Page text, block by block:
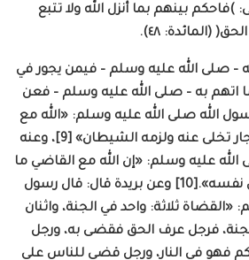
)فاحكم بينهم بما أنزل الله ولا تتبع
(المائدة: ٤٨).
– صلى الله عليه وسلم – فيمن يجور في
اتهم به – صلى الله عليه وسلم – فعن
الله صلى الله عليه وسلم: «الله مع
القاضي ما لم يجر، فإذا جار تخلى عنه ولزمه الشيطان» [9]، وعنه
عليه وسلم: «إن الله مع القاضي ما
لم يجر، فإذا جار وكله إلى نفسه».[10] وعن بريدة قال: قال رسول
«القضاة ثلاثة: واحد في الجنة، واثنان
فرجل عرف الحق فقضى به، ورجل
فهو في النار، ورجل قضى للناس على